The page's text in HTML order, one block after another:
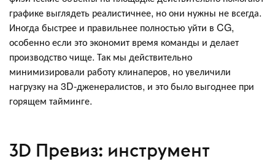
графике выглядеть реалистичнее, но они нужны не всегда.
Иногда быстрее и правильнее полностью уйти в CG,
особенно если это экономит время команды и делает
производство чище. Так мы действительно
минимизировали работу клинаперов, но увеличили
нагрузку на 3D-дженералистов, и это было выгоднее при
горящем тайминге.
3D Превиз: инструмент